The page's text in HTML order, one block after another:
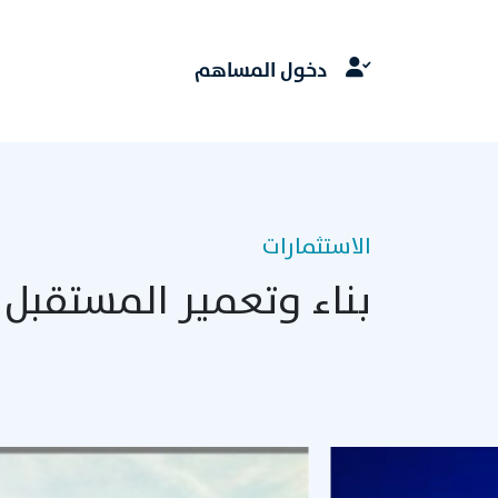
دخول المساهم
الاستثمارات
بناء وتعمير المستقبل